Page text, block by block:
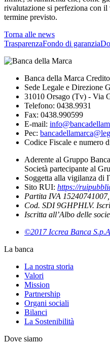
rivalutazione si perfeziona con il
termine previsto.
Torna alle news
TrasparenzaFondo di garanzia
Banca della Marca
Sede Legale e Direzione
31010 Orsago (Tv) - Via
Telefono: 0438.9931
Fax: 0438.990599
E-mail:
Pec:
Codice Fiscale e numero
Aderente al Gruppo
Società partecipante al
Soggetta alla vigilanza di
Sito RUI: https://
Partita IVA 15240741007,
Cod. SDI 9GHPHLV.
Iscritta all’Albo delle
©2017 Iccrea Banca S.p.A
La banca
La nostra storia
Valori
Mission
Partnership
Organi sociali
Bilanci
La Sostenibilità
Dove siamo